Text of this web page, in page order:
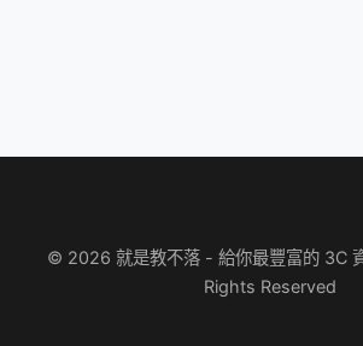
© 2026 就是教不落 - 給你最豐富的 3C
Rights Reserved